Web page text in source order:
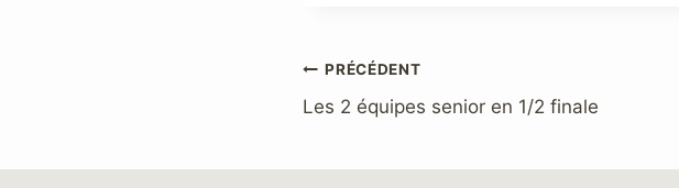
Navigation
de
l’article
PRÉCÉDENT
Les 2 équipes senior en 1/2 finale